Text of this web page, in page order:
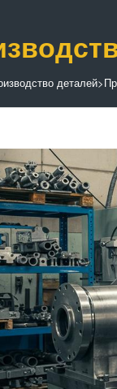
деталей>